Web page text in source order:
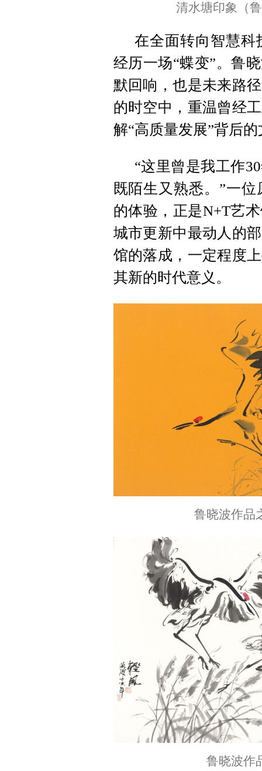
清水塘印象（
在全面转向智慧科
经历一场“蝶变”。鲁
默回响，也是未来路
的时空中，重温曾经
解“高质量发展”背后
“这里曾是我工作
既陌生又熟悉。”一
的体验，正是N+T艺
城市更新中最动人的
馆的落成，一定程度
其新的时代意义。
鲁晓波作品
鲁晓波作